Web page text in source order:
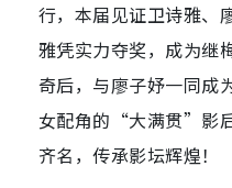
行，本届见证卫诗雅、
雅凭实力夺奖，成为继
奇后，与廖子妤一同成
女配角的“大满贯”影
齐名，传承影坛辉煌！